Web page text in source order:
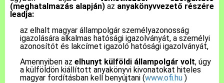
Pályázatok
Közérdekű információk
Letölthető nyomtatványok
(meghatalmazás alapján) az anyakönyvvezető részére
leadja:
az elhalt magyar állampolgár személyazonosság
igazolására alkalmas hatósági igazolványát, a személyi
azonosítót és lakcímet igazoló hatósági igazolványát,
Amennyiben az elhunyt külföldi állampolgár volt, úgy
a külföldön kiállított anyakönyvi kivonatokat hiteles
magyar fordításban kell benyújtani (www.ofi.hu )